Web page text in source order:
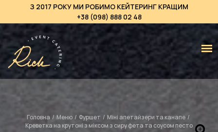
З 2017 РОКУ МИ РОБИМО КЕЙТЕРИНГ КРАЩИМ
+38 (098) 888 02 48
Головна / Меню / Фуршет / Міні апетайзери та канапе /
Креветка на крутоні з міксом з сиру фета та соусом песто